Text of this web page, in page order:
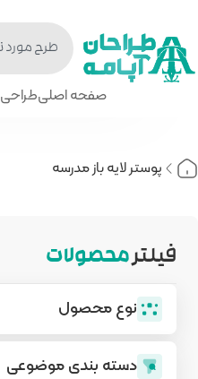
صفحه اصلیطراحی
پوستر لایه باز مدرسه
فیلترمحصولات
نوع محصول
دسته بندی‌ موضوعی